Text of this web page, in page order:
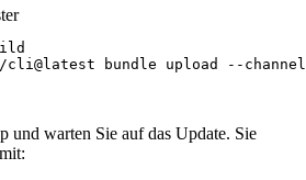
cli@latest bundle upload --
und warten Sie auf das Update. Sie